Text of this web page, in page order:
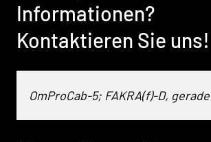
Informationen?
Kontaktieren Sie uns!